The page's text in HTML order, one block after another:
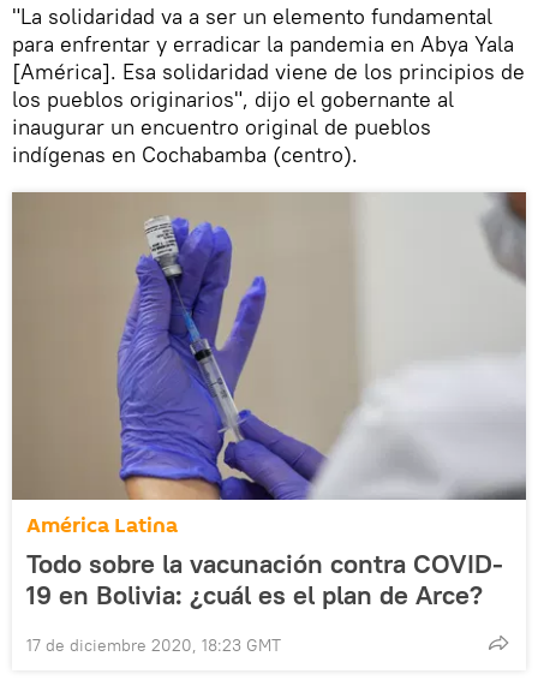
"La solidaridad va a ser un elemento fundamental
para enfrentar y erradicar la pandemia en Abya Yala
[América]. Esa solidaridad viene de los principios de
los pueblos originarios", dijo el gobernante al
inaugurar un encuentro original de pueblos
indígenas en Cochabamba (centro).
América Latina
Todo sobre la vacunación contra COVID-
19 en Bolivia: ¿cuál es el plan de Arce?
17 de diciembre 2020, 18:23 GMT